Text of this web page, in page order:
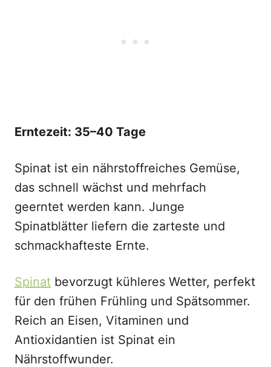
Erntezeit: 35–40 Tage
Spinat ist ein nährstoffreiches Gemüse,
das schnell wächst und mehrfach
geerntet werden kann. Junge
Spinatblätter liefern die zarteste und
schmackhafteste Ernte.
Spinat bevorzugt kühleres Wetter, perfekt
für den frühen Frühling und Spätsommer.
Reich an Eisen, Vitaminen und
Antioxidantien ist Spinat ein
Nährstoffwunder.